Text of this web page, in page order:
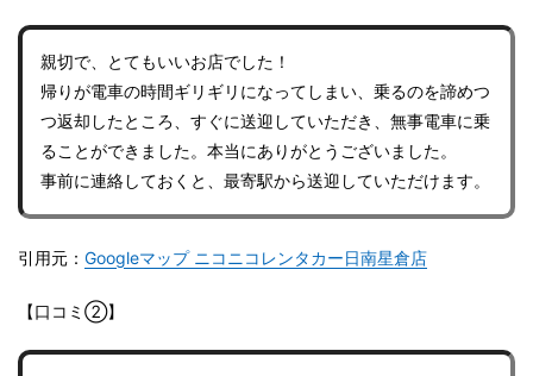
親切で、とてもいいお店でした！
帰りが電車の時間ギリギリになってしまい、乗るのを諦めつ
つ返却したところ、すぐに送迎していただき、無事電車に乗
ることができました。本当にありがとうございました。
事前に連絡しておくと、最寄駅から送迎していただけます。
引用元： Googleマップ ニコニコレンタカー日南星倉店
【口コミ②】